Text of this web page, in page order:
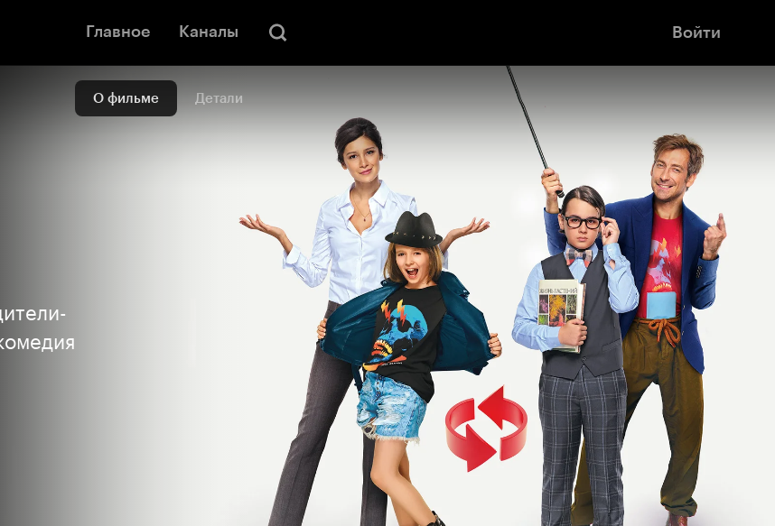
Главное Каналы Войти
О фильме Детали